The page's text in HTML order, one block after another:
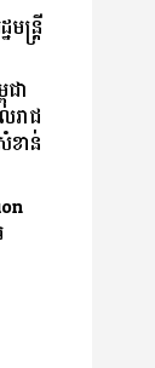
មន្ត្រី
ា
រាជ
ខាន់